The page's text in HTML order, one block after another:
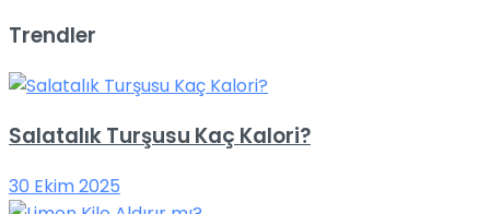
Trendler
Salatalık Turşusu Kaç Kalori?
30 Ekim 2025